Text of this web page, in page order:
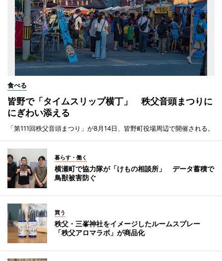
食べる
皆野で「タイムスリップ横丁」 秩父音頭まつりに
にぎわい添える
「第111回秩父音頭まつり」が8月14日、皆野町役場周辺で開催される。
暮らす・働く
横瀬町で協力隊が「けもの相談所」 データ蓄積で
鳥獣被害防ぐ
買う
秩父・三峯神社をイメージしたルームスプレー
「秩父アロマラボ」が商品化